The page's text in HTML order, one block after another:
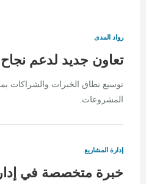
رواد المدى
تعاون جديد لدعم
توسيع نطاق الخبرات والشراكات بما
المشروعات.
إدارة المشاريع
خبرة متخصصة في